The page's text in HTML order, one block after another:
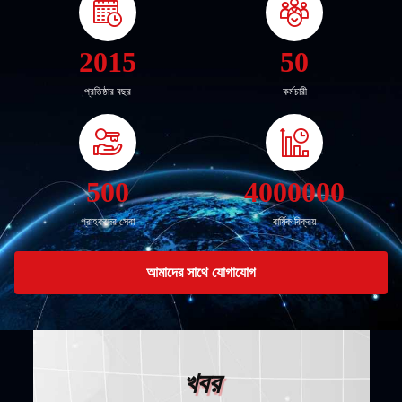
2015
প্রতিষ্ঠার বছর
50
কর্মচারী
500
গ্রাহকদের সেবা
4000000
বার্ষিক বিক্রয়
আমাদের সাথে যোগাযোগ
খবর